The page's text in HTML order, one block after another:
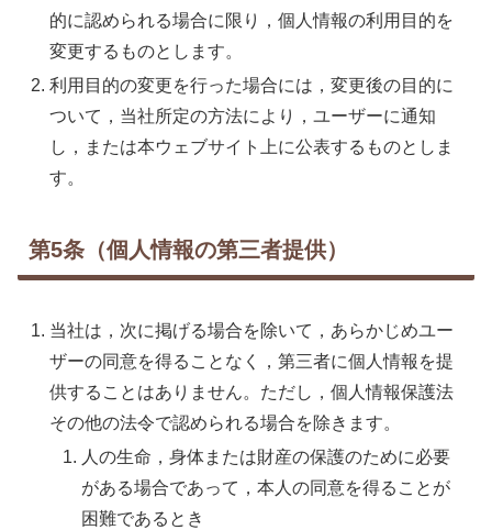
的に認められる場合に限り，個人情報の利用目的を
変更するものとします。
利用目的の変更を行った場合には，変更後の目的に
ついて，当社所定の方法により，ユーザーに通知
し，または本ウェブサイト上に公表するものとしま
す。
第5条（個人情報の第三者提供）
当社は，次に掲げる場合を除いて，あらかじめユー
ザーの同意を得ることなく，第三者に個人情報を提
供することはありません。ただし，個人情報保護法
その他の法令で認められる場合を除きます。
人の生命，身体または財産の保護のために必要
がある場合であって，本人の同意を得ることが
困難であるとき